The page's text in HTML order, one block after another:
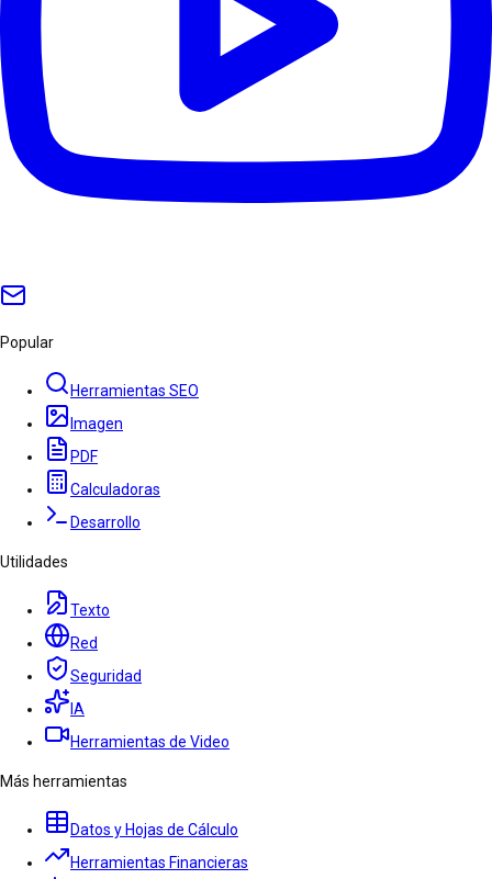
Popular
Herramientas SEO
Imagen
PDF
Calculadoras
Desarrollo
Utilidades
Texto
Red
Seguridad
IA
Herramientas de Video
Más herramientas
Datos y Hojas de Cálculo
Herramientas Financieras